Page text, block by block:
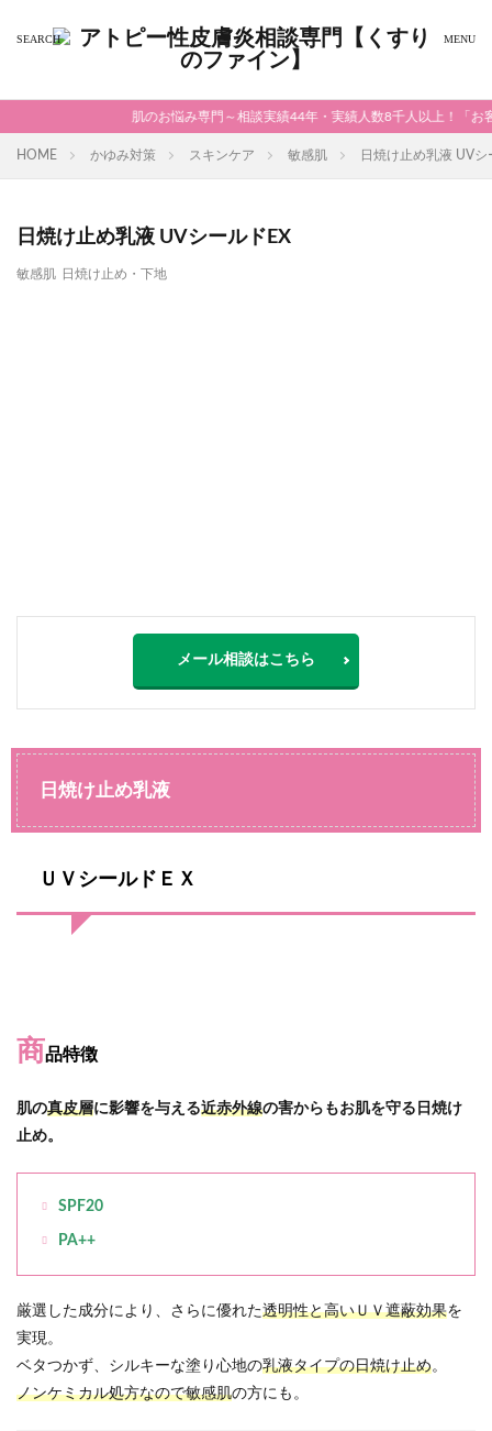
肌のお悩み専門～相談実績44年・実績人数8千人以上！「お客
HOME かゆみ対策 スキンケア 敏感肌 日焼け止め乳液 UVシ
日焼け止め乳液 UVシールドEX
敏感肌 日焼け止め・下地
メール相談はこちら
日焼け止め乳液
ＵＶシールドＥＸ
商品特徴
肌の真皮層に影響を与える近赤外線の害からもお肌を守る日焼け
止め。
SPF20
PA++
厳選した成分により、さらに優れた透明性と高いＵＶ遮蔽効果を
実現。
ベタつかず、シルキーな塗り心地の乳液タイプの日焼け止め。
ノンケミカル処方なので敏感肌の方にも。